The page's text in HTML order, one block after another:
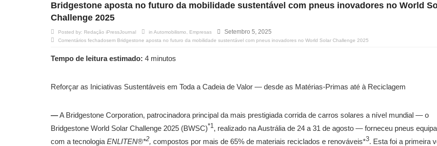
Bridgestone aposta no futuro da mobilidade sustentável com pneus inovadores no World
Challenge 2025
Posted by: Redação iPressJournal in Automobilismo Empresas Setembro 5, 2025
Comentários fechadosem Bridgestone aposta no futuro da mobilidade sustentável com pneus inovadores no World Solar Challenge 2025
Tempo de leitura estimado: 4 minutos
Reforçar as Iniciativas Sustentáveis em Toda a Cadeia de Valor — desde as Matérias-Primas até à Reciclagem
—A Bridgestone Corporation, patrocinadora principal da mais prestigiada corrida de carros solares a nível mundial — o
Bridgestone World Solar Challenge 2025 (BWSC)*1, realizado na Austrália de 24 a 31 de agosto — forneceu pneus
com a tecnologia ENLITEN®*2, compostos por mais de 65% de materiais reciclados e renováveis*3. Esta foi a primeira